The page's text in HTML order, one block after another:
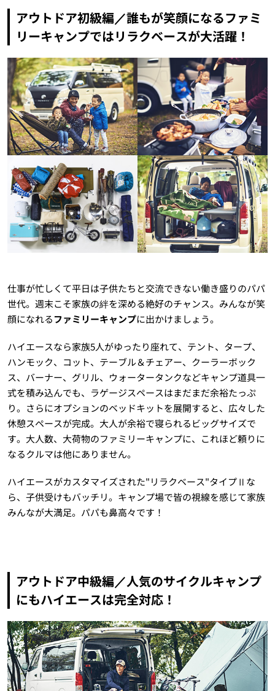
アウトドア初級編／誰もが笑顔になるファミ
リーキャンプではリラクベースが大活躍！
仕事が忙しくて平日は子供たちと交流できない働き盛りのパパ
世代。週末こそ家族の絆を深める絶好のチャンス。みんなが笑
顔になれるファミリーキャンプに出かけましょう。
ハイエースなら家族5人がゆったり座れて、テント、タープ、
ハンモック、コット、テーブル＆チェアー、クーラーボック
ス、バーナー、グリル、ウォータータンクなどキャンプ道具一
式を積み込んでも、ラゲージスペースはまだまだ余裕たっぷ
り。さらにオプションのベッドキットを展開すると、広々した
休憩スペースが完成。大人が余裕で寝られるビッグサイズで
す。大人数、大荷物のファミリーキャンプに、これほど頼りに
なるクルマは他にありません。
ハイエースがカスタマイズされた"リラクベース"タイプⅡな
ら、子供受けもバッチリ。キャンプ場で皆の視線を感じて家族
みんなが大満足。パパも鼻高々です！
アウトドア中級編／人気のサイクルキャンプ
にもハイエースは完全対応！